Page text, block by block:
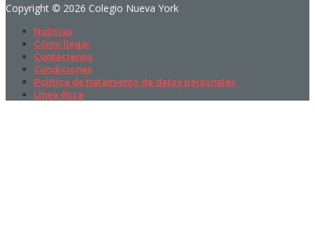
Copyright © 2026 Colegio Nueva York
Noticias
Cómo llegar
Contáctenos
Condiciones
Política de tratamiento de datos personales
Línea ética